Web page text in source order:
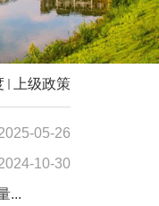
上级政策
05-26
10-30
...